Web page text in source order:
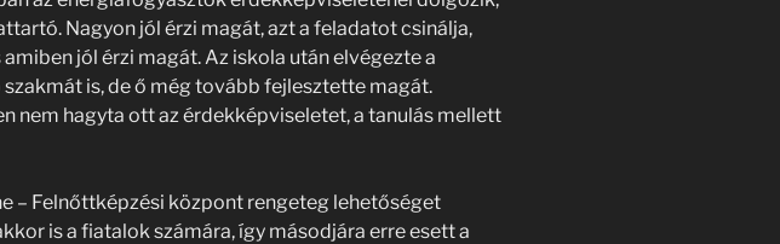
Nagyon jól érzi magát, azt a feladatot csinálja,
amiben jól érzi magát. Az iskola után elvégezte a
is, de ő még tovább fejlesztette magát.
nem hagyta ott az érdekképviseletet, a tanulás mellett
– Felnőttképzési központ rengeteg lehetőséget
is a fiatalok számára, így másodjára erre esett a